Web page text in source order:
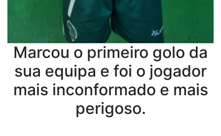
Marcou o primeiro golo da
sua equipa e foi o jogador
mais inconformado e mais
perigoso.